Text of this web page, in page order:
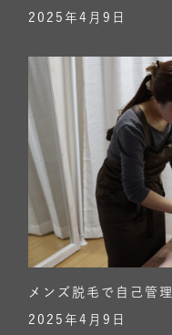
2025年4月9日
メンズ脱毛で自己管理
2025年4月9日